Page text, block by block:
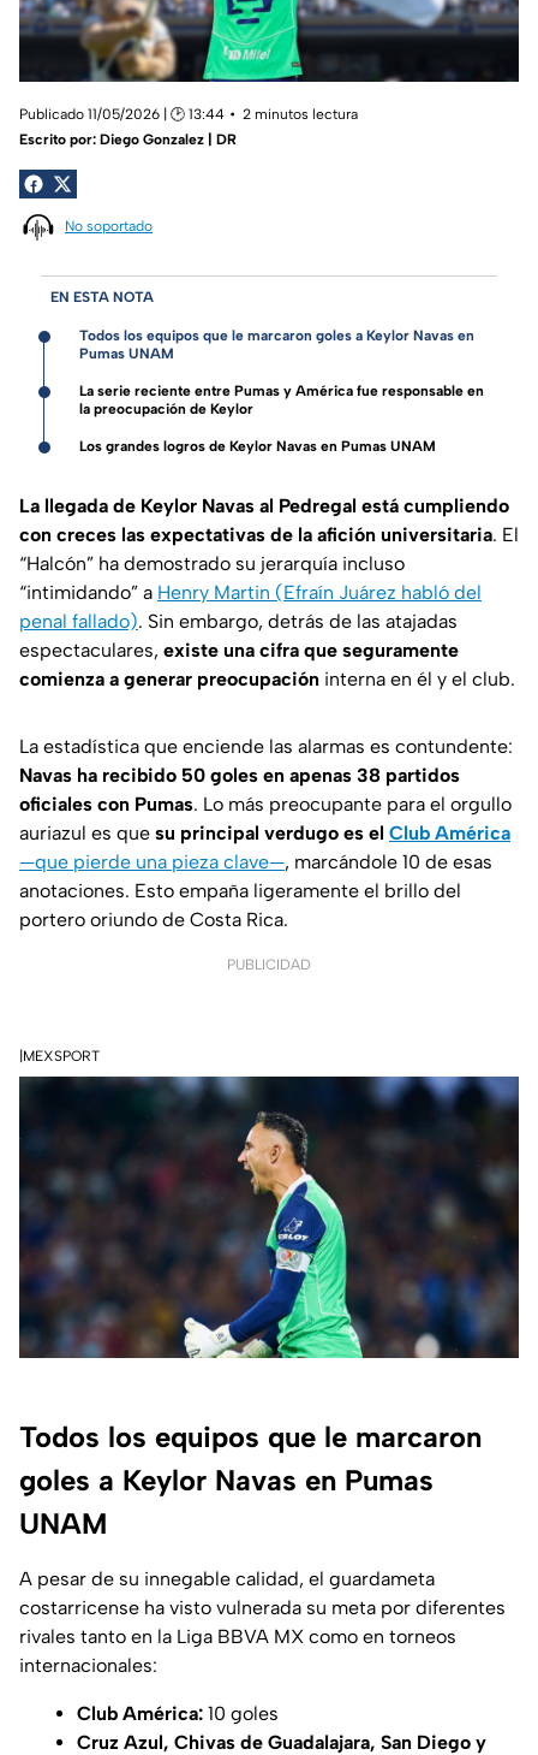
Publicado 11/05/2026 | 🕑 13:44
2 minutos lectura
Escrito por: Diego Gonzalez | DR
No soportado
EN ESTA NOTA
Todos los equipos que le marcaron goles a Keylor Navas en
Pumas UNAM
La serie reciente entre Pumas y América fue responsable en
la preocupación de Keylor
Los grandes logros de Keylor Navas en Pumas UNAM
La llegada de Keylor Navas al Pedregal está cumpliendo
con creces las expectativas de la afición universitaria. El
“Halcón” ha demostrado su jerarquía incluso
“intimidando” a Henry Martin (Efraín Juárez habló del
penal fallado). Sin embargo, detrás de las atajadas
espectaculares, existe una cifra que seguramente
comienza a generar preocupación interna en él y el club.
La estadística que enciende las alarmas es contundente:
Navas ha recibido 50 goles en apenas 38 partidos
oficiales con Pumas. Lo más preocupante para el orgullo
auriazul es que su principal verdugo es el Club América
—que pierde una pieza clave—, marcándole 10 de esas
anotaciones. Esto empaña ligeramente el brillo del
portero oriundo de Costa Rica.
PUBLICIDAD
|MEXSPORT
Todos los equipos que le marcaron
goles a Keylor Navas en Pumas
UNAM
A pesar de su innegable calidad, el guardameta
costarricense ha visto vulnerada su meta por diferentes
rivales tanto en la Liga BBVA MX como en torneos
internacionales:
Club América: 10 goles
Cruz Azul, Chivas de Guadalajara, San Diego y